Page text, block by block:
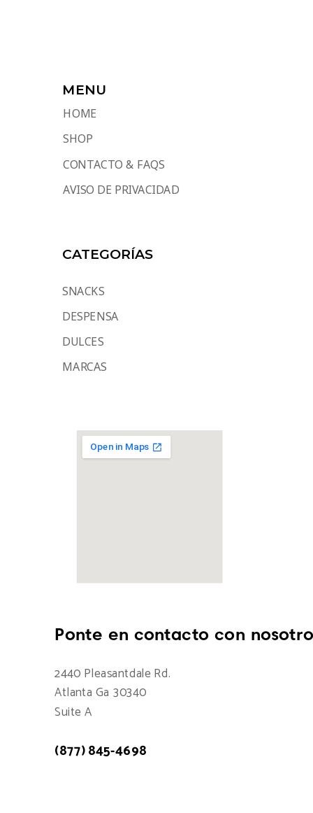
MENU
HOME
SHOP
CONTACTO & FAQS
AVISO DE PRIVACIDAD
CATEGORÍAS
SNACKS
DESPENSA
DULCES
MARCAS
Ponte en contacto con
2440 Pleasantdale Rd.
Atlanta Ga 30340
Suite A
(877) 845-4698